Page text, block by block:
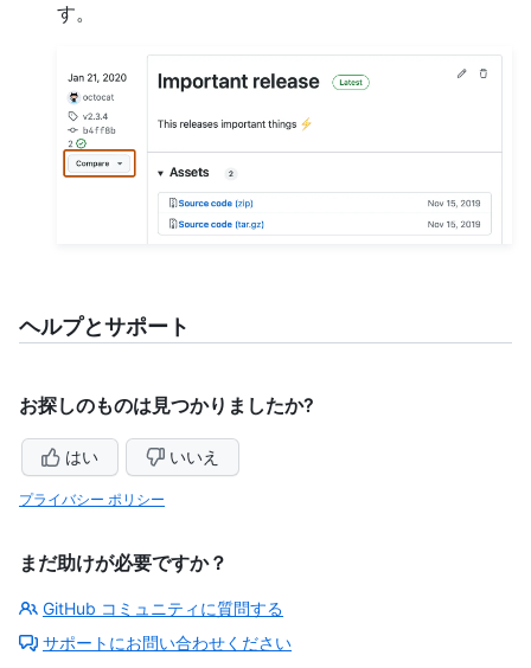
す。
ヘルプとサポート
お探しのものは見つかりましたか?
はい いいえ
プライバシー ポリシー
まだ助けが必要ですか？
GitHub コミュニティに質問する
サポートにお問い合わせください